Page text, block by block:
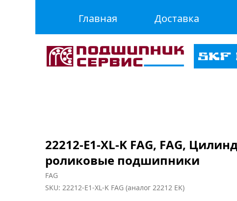
Главная Доставка
22212-E1-XL-K FAG, FAG,
роликовые подшипники
FAG
SKU: 22212-E1-XL-K FAG (аналог 22212 EK)